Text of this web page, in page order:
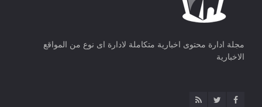
مجلة ادارة محتوى اخبارية متكاملة لادارة اى نوع من المواقع
الاخبارية